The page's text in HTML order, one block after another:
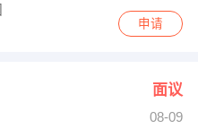
申请
面议
08-09